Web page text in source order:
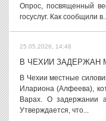
Опрос, посвященный
госуслуг. Как сообщили
25.05.2026, 14:48
В ЧЕХИИ ЗАДЕРЖАН
В Чехии местные
Илариона (Алфеева),
Варах. О задержании
Утверждается, что...